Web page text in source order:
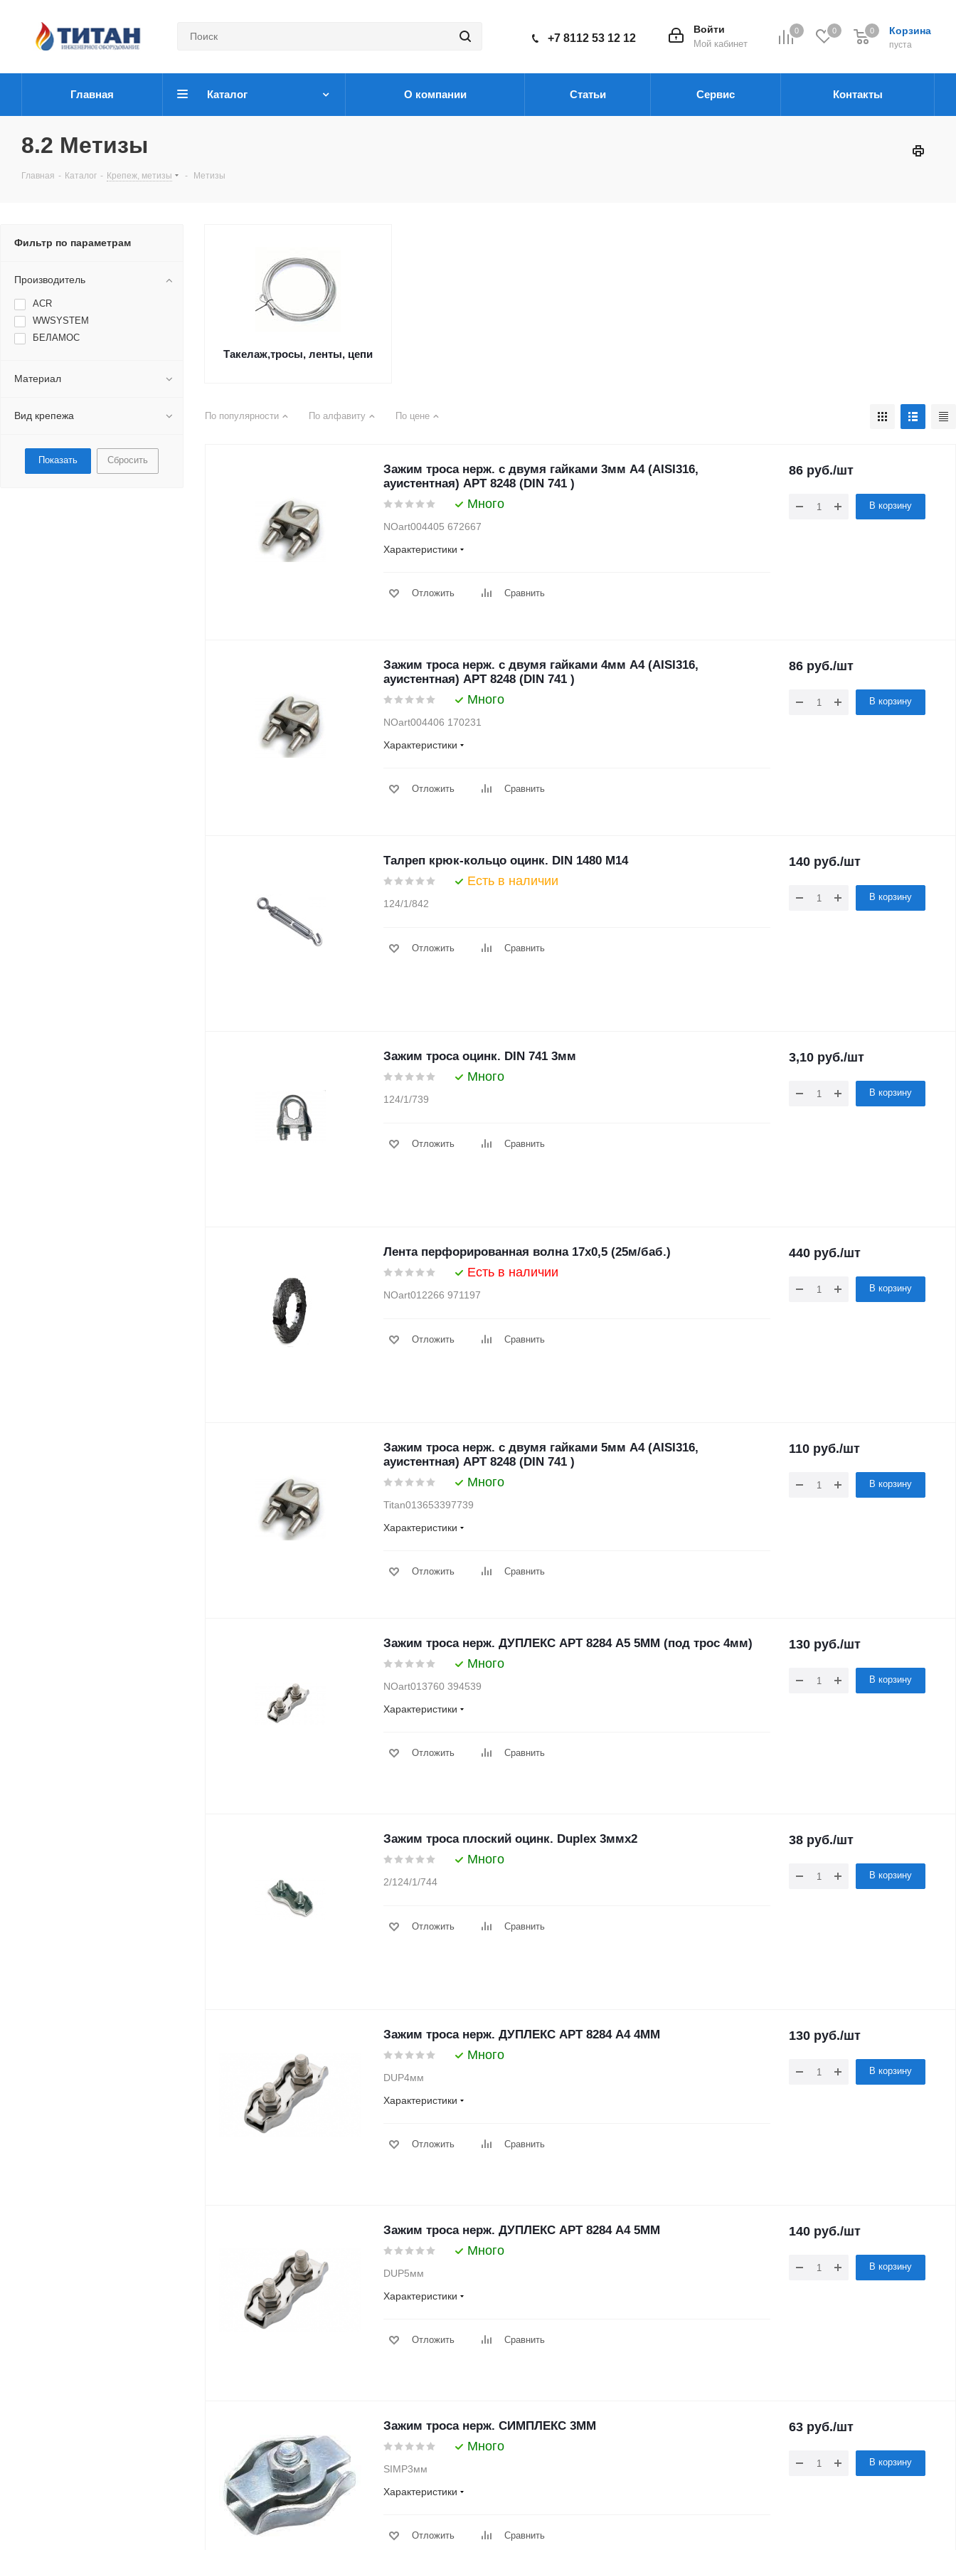
0 0 Корзина
пуста
0
Войти
Мой кабинет
+7 8112 53 12 12
Главная Каталог О компании Статьи Сервис Контакты
8.2 Метизы
Главная - Каталог - Крепеж, метизы - Метизы
Такелаж,тросы, ленты, цепи
По популярности По алфавиту По цене
Зажим троса нерж. с двумя гайками 3мм А4 (AISI316,
ауистентная) АРТ 8248 (DIN 741 )
Много
NOart004405 672667
Характеристики
Отложить Сравнить
86 руб./шт
В корзину
Зажим троса нерж. с двумя гайками 4мм А4 (AISI316,
ауистентная) АРТ 8248 (DIN 741 )
Много
NOart004406 170231
Характеристики
Отложить Сравнить
86 руб./шт
В корзину
Талреп крюк-кольцо оцинк. DIN 1480 М14
Есть в наличии
124/1/842
Отложить Сравнить
140 руб./шт
В корзину
Зажим троса оцинк. DIN 741 3мм
Много
124/1/739
Отложить Сравнить
3,10 руб./шт
В корзину
Лента перфорированная волна 17х0,5 (25м/баб.)
Есть в наличии
NOart012266 971197
Отложить Сравнить
440 руб./шт
В корзину
Зажим троса нерж. с двумя гайками 5мм А4 (AISI316,
ауистентная) АРТ 8248 (DIN 741 )
Много
Titan013653397739
Характеристики
Отложить Сравнить
110 руб./шт
В корзину
Зажим троса нерж. ДУПЛЕКС АРТ 8284 А5 5ММ (под трос 4мм)
Много
NOart013760 394539
Характеристики
Отложить Сравнить
130 руб./шт
В корзину
Зажим троса плоский оцинк. Duplex 3ммх2
Много
2/124/1/744
Отложить Сравнить
38 руб./шт
В корзину
Зажим троса нерж. ДУПЛЕКС АРТ 8284 А4 4ММ
Много
DUP4мм
Характеристики
Отложить Сравнить
130 руб./шт
В корзину
Зажим троса нерж. ДУПЛЕКС АРТ 8284 А4 5ММ
Много
DUP5мм
Характеристики
Отложить Сравнить
140 руб./шт
В корзину
Зажим троса нерж. СИМПЛЕКС 3ММ
Много
SIMP3мм
Характеристики
Отложить Сравнить
63 руб./шт
В корзину
Фильтр по параметрам
Производитель
ACR
WWSYSTEM
БЕЛАМОС
Материал
Вид крепежа
Сбросить